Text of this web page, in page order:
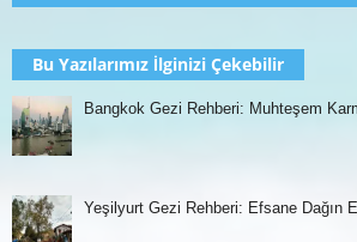
Bu Yazılarımız İlginizi Çekebilir
Bangkok Gezi Rehberi: Muhteşem
Yeşilyurt Gezi Rehberi: Efsane Dağın